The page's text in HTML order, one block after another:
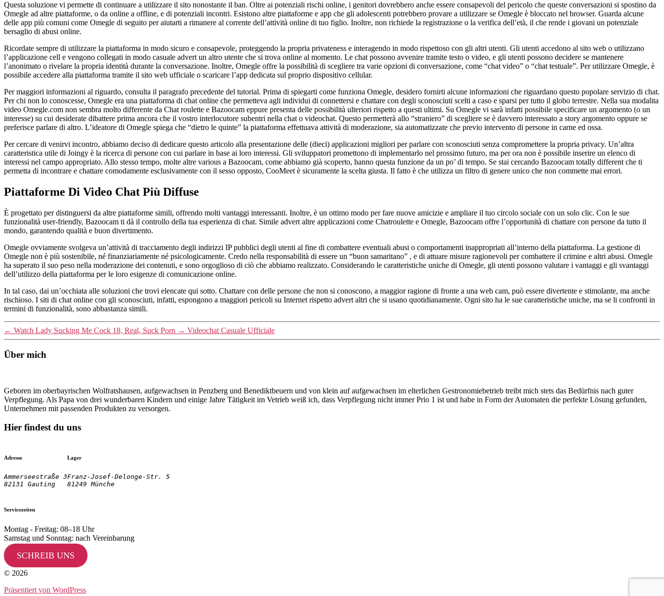
Questa soluzione vi permette di continuare a utilizzare il sito nonostante il ban. Oltre ai potenziali rischi online, i genitori dovrebbero anche essere consapevoli del pericolo che queste conversazioni si spostino da
Omegle ad altre piattaforme, o da online a offline, e di potenziali incontri. Esistono altre piattaforme e app che gli adolescenti potrebbero provare a utilizzare se Omegle è bloccato nel browser. Guarda alcune
delle app più comuni come Omegle di seguito per aiutarti a rimanere al corrente dell’attività online di tuo figlio. Inoltre, non richiede la registrazione o la verifica dell’età, il che rende i giovani un potenziale
bersaglio di abusi online.
Ricordate sempre di utilizzare la piattaforma in modo sicuro e consapevole, proteggendo la propria privateness e interagendo in modo rispettoso con gli altri utenti. Gli utenti accedono al sito web o utilizzano
l’applicazione cell e vengono collegati in modo casuale advert un altro utente che si trova online al momento. Le chat possono avvenire tramite testo o video, e gli utenti possono decidere se mantenere
l’anonimato o rivelare la propria identità durante la conversazione. Inoltre, Omegle offre la possibilità di scegliere tra varie opzioni di conversazione, come “chat video” o “chat testuale”. Per utilizzare Omegle, è
possibile accedere alla piattaforma tramite il sito web ufficiale o scaricare l’app dedicata sul proprio dispositivo cellular.
Per maggiori informazioni al riguardo, consulta il paragrafo precedente del tutorial. Prima di spiegarti come funziona Omegle, desidero fornirti alcune informazioni che riguardano questo popolare servizio di chat.
Per chi non lo conoscesse, Omegle era una piattaforma di chat online che permetteva agli individui di connettersi e chattare con degli sconosciuti scelti a caso e sparsi per tutto il globo terrestre. Nella sua modalita
video Omegle.com non sembra molto differente da Chat roulette e Bazoocam eppure presenta delle possibilità ulteriori rispetto a questi ultimi. Su Omegle vi sarà infatti possibile specificare un argomento (o un
interesse) su cui desiderate dibattere prima ancora che il vostro interlocutore subentri nella chat o videochat. Questo permetterà allo “straniero” di scegliere se è davvero interessato a story argomento oppure se
preferisce parlare di altro. L’ideatore di Omegle spiega che “dietro le quinte” la piattaforma effettuava attività di moderazione, sia automatizzate che previo intervento di persone in carne ed ossa.
Per cercare di venirvi incontro, abbiamo deciso di dedicare questo articolo alla presentazione delle (dieci) applicazioni migliori per parlare con sconosciuti senza compromettere la propria privacy. Un’altra
caratteristica utile di Joingy è la ricerca di persone con cui parlare in base ai loro interessi. Gli sviluppatori promettono di implementarlo nel prossimo futuro, ma per ora non è possibile inserire un elenco di
interessi nel campo appropriato. Allo stesso tempo, molte altre various a Bazoocam, come abbiamo già scoperto, hanno questa funzione da un po’ di tempo. Se stai cercando Bazoocam totally different che ti
permetta di incontrare e chattare comodamente esclusivamente con il sesso opposto, CooMeet è sicuramente la scelta giusta. Il fatto è che utilizza un filtro di genere unico che non commette mai errori.
Piattaforme Di Video Chat Più Diffuse
È progettato per distinguersi da altre piattaforme simili, offrendo molti vantaggi interessanti. Inoltre, è un ottimo modo per fare nuove amicizie e ampliare il tuo circolo sociale con un solo clic. Con le sue
funzionalità user-friendly, Bazoocam ti dà il controllo della tua esperienza di chat. Simile advert altre applicazioni come Chatroulette e Omegle, Bazoocam offre l’opportunità di chattare con persone da tutto il
mondo, garantendo qualità e buon divertimento.
Omegle ovviamente svolgeva un’attività di tracciamento degli indirizzi IP pubblici degli utenti al fine di combattere eventuali abusi o comportamenti inappropriati all’interno della piattaforma. La gestione di
Omegle non è più sostenibile, né finanziariamente né psicologicamente. Credo nella responsabilità di essere un “buon samaritano” , e di attuare misure ragionevoli per combattere il crimine e altri abusi. Omegle
ha superato il suo peso nella moderazione dei contenuti, e sono orgoglioso di ciò che abbiamo realizzato. Considerando le caratteristiche uniche di Omegle, gli utenti possono valutare i vantaggi e gli svantaggi
dell’utilizzo della piattaforma per le loro esigenze di comunicazione online.
In tal caso, dai un’occhiata alle soluzioni che trovi elencate qui sotto. Chattare con delle persone che non si conoscono, a maggior ragione di fronte a una web cam, può essere divertente e stimolante, ma anche
rischioso. I siti di chat online con gli sconosciuti, infatti, espongono a maggiori pericoli su Internet rispetto advert altri che si usano quotidianamente. Ogni sito ha le sue caratteristiche uniche, ma se li confronti in
termini di funzionalità, sono abbastanza simili.
← Watch Lady Sucking Me Cock 18, Real, Suck Porn → Videochat Casuale Ufficiale
Über mich
Geboren im oberbayrischen Wolfratshausen, aufgewachsen in Penzberg und Benediktbeuern und von klein auf aufgewachsen im elterlichen Gestronomiebetrieb treibt mich stets das Bedürfnis nach guter
Verpflegung. Als Papa von drei wunderbaren Kindern und einige Jahre Tätigkeit im Vetrieb weiß ich, dass Verpflegung nicht immer Prio 1 ist und habe in Form der Automaten die perfekte Lösung gefunden,
Unternehmen mit passenden Produkten zu versorgen.
Hier findest du uns
Adresse
Ammerseestraße 3
82131 Gauting
Lager
Franz-Josef-Delonge-Str. 5
81249 Münche
Servicezeiten
Montag - Freitag: 08–18 Uhr
Samstag und Sonntag: nach Vereinbarung
SCHREIB UNS
© 2026
Präsentiert von WordPress